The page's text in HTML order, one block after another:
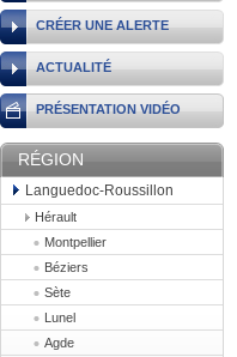
CRÉER UNE ALERTE
ACTUALITÉ
PRÉSENTATION VIDÉO
RÉGION
Languedoc-Roussillon
Hérault
Montpellier
Béziers
Sète
Lunel
Agde